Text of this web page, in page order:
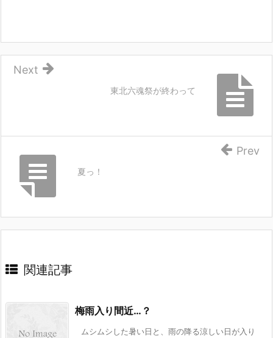
東北六魂祭が終わって
Next
夏っ！
Prev
関連記事
梅雨入り間近…？
ムシムシした暑い日と、雨の降る涼しい日が入り